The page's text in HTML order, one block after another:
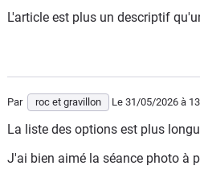
L'article est plus un descriptif
Par roc et gravillon Le 31/05/2026 à
La liste des options est plus
J'ai bien aimé la séance photo à